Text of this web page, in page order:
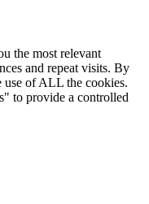
the most relevant
and repeat visits. By
of ALL the cookies.
to provide a controlled